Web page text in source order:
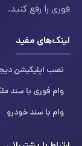
فوری را رفع کنید.
لینک‌های مفید
نصب اپلیکیشن
وام فوری با سند
وام با سند خودرو